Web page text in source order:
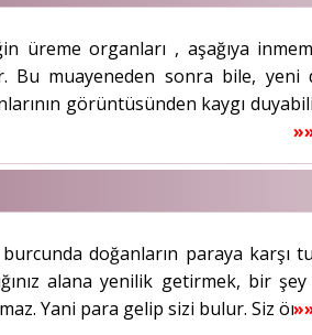
bulundurun.
üreme organları , aşağıya
Bu muayeneden sonra bile,
görüntüsünden kaygı
doğanların paraya karşı
alana yenilik getirmek, bir
Yani para gelip sizi bulur. Siz